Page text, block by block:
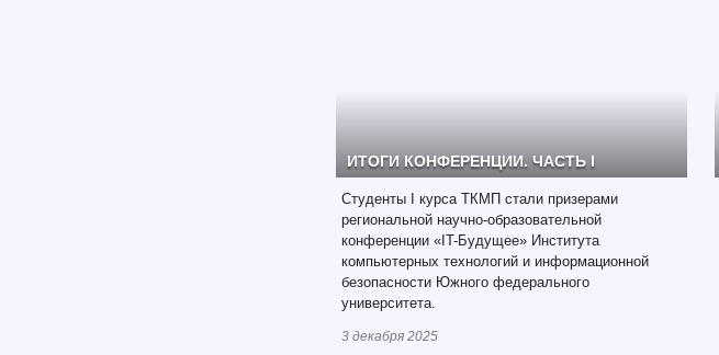
ИТОГИ КОНФЕРЕНЦИИ. ЧАСТЬ I
Студенты I курса ТКМП стали призерами
региональной научно-образовательной
конференции «IT-Будущее» Института
компьютерных технологий и информационной
безопасности Южного федерального
университета.
3 декабря 2025